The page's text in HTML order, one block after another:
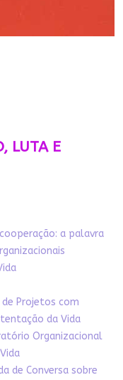
LUTA E
a palavra
Projetos com
da Vida
Organizacional
de Conversa sobre